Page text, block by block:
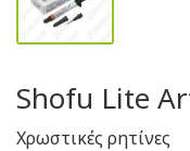
Shofu Lite
Χρωστικές ρητίνες